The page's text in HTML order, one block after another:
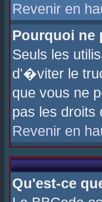
Revenir en
Pourquoi ne
Seuls les
d'�viter le
que vous ne
pas les
Revenir en
Qu'est-ce